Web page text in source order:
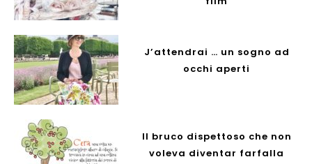
J’attendrai … un sogno ad
occhi aperti
Il bruco dispettoso che non
voleva diventar farfalla